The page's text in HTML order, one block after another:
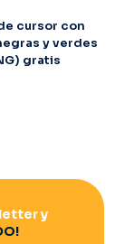
cursor con
y verdes
gratis
y